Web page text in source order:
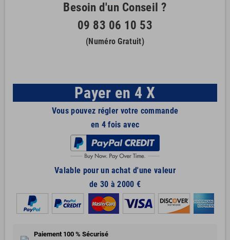
Besoin d'un Conseil ?
09 83 06 10 53
(Numéro Gratuit)
Payer en 4 X
Vous pouvez régler votre commande
en 4 fois avec
Valable pour un achat d'une valeur
de 30 à 2000 €
Paiement 100 % Sécurisé